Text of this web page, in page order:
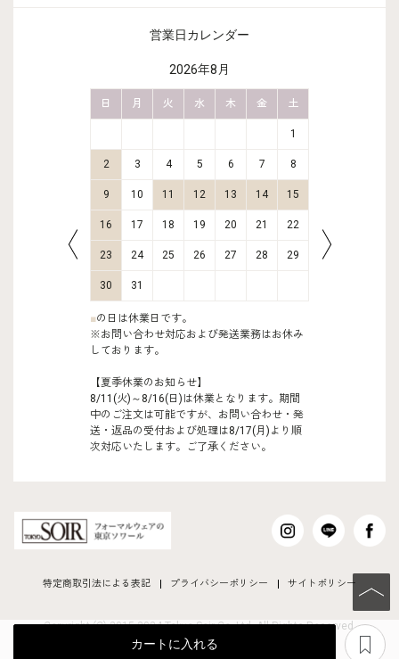
カートに入れる
営業日カレンダー
2026年8月
日 月 火 水 木 金 土
1
2 3 4 5 6 7 8
9 10 11 12 13 14 15
16 17 18 19 20 21 22
23 24 25 26 27 28 29
30 31
■の日は休業日です。
※お問い合わせ対応および発送業務はお休み
しております。
【夏季休業のお知らせ】
8/11(火)～8/16(日)は休業となります。期間
中のご注文は可能ですが、お問い合わせ・発
送・返品の受付および処理は8/17(月)より順
次対応いたします。ご了承ください。
特定商取引法による表記 プライバシーポリシー サイトポリシー
Copyright (C) 2015-2024 Tokyo Soir Co ,Ltd. All Rights Reserved.